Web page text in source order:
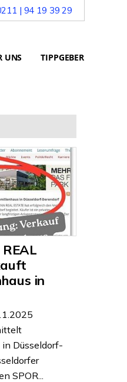
| 94 19 39 29
UNS TIPPGEBER
in
Düsseldorf-
SPOR...